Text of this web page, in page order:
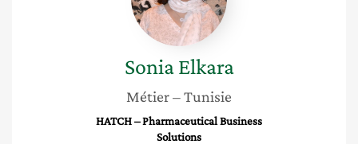
Sonia Elkara
Métier– Tunisie
HATCH – Pharmaceutical Business
Solutions